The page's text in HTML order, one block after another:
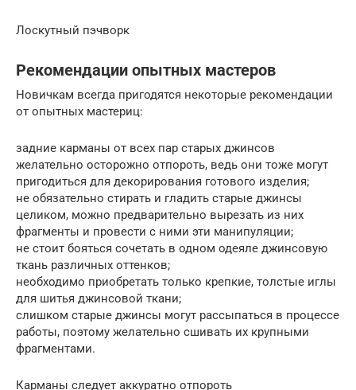
Лоскутный пэчворк
Рекомендации опытных мастеров
Новичкам всегда пригодятся некоторые рекомендации
от опытных мастериц:
задние карманы от всех пар старых джинсов
желательно осторожно отпороть, ведь они тоже могут
пригодиться для декорирования готового изделия;
не обязательно стирать и гладить старые джинсы
целиком, можно предварительно вырезать из них
фрагменты и провести с ними эти манипуляции;
не стоит бояться сочетать в одном одеяле джинсовую
ткань различных оттенков;
необходимо приобретать только крепкие, толстые иглы
для шитья джинсовой ткани;
слишком старые джинсы могут рассыпаться в процессе
работы, поэтому желательно сшивать их крупными
фрагментами.
Карманы следует аккуратно отпороть